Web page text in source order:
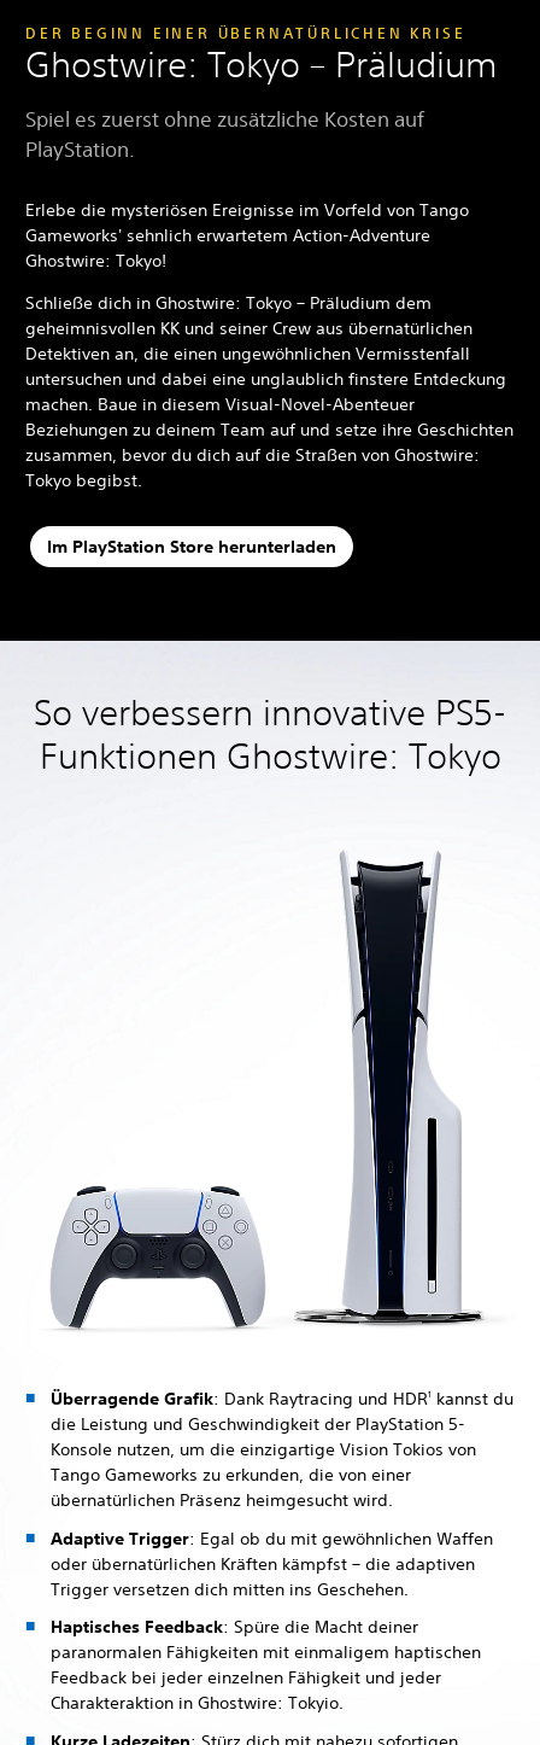
DER BEGINN EINER ÜBERNATÜRLICHEN KRISE
Ghostwire: Tokyo – Präludium
Spiel es zuerst ohne zusätzliche Kosten auf
PlayStation.
Erlebe die mysteriösen Ereignisse im Vorfeld von Tango
Gameworks' sehnlich erwartetem Action-Adventure
Ghostwire: Tokyo!
Schließe dich in Ghostwire: Tokyo – Präludium dem
geheimnisvollen KK und seiner Crew aus übernatürlichen
Detektiven an, die einen ungewöhnlichen Vermisstenfall
untersuchen und dabei eine unglaublich finstere Entdeckung
machen. Baue in diesem Visual-Novel-Abenteuer
Beziehungen zu deinem Team auf und setze ihre Geschichten
zusammen, bevor du dich auf die Straßen von Ghostwire:
Tokyo begibst.
Im PlayStation Store herunterladen
So verbessern innovative PS5-
Funktionen Ghostwire: Tokyo
Überragende Grafik: Dank Raytracing und HDR1
kannst du
die Leistung und Geschwindigkeit der PlayStation 5-
Konsole nutzen, um die einzigartige Vision Tokios von
Tango Gameworks zu erkunden, die von einer
übernatürlichen Präsenz heimgesucht wird.
Adaptive Trigger: Egal ob du mit gewöhnlichen Waffen
oder übernatürlichen Kräften kämpfst – die adaptiven
Trigger versetzen dich mitten ins Geschehen.
Haptisches Feedback: Spüre die Macht deiner
paranormalen Fähigkeiten mit einmaligem haptischen
Feedback bei jeder einzelnen Fähigkeit und jeder
Charakteraktion in Ghostwire: Tokyio.